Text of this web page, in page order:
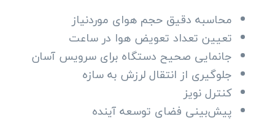
محاسبه دقیق حجم هوای موردنیاز
تعیین تعداد تعویض هوا در ساعت
جانمایی صحیح دستگاه برای سرویس آسان
جلوگیری از انتقال لرزش به سازه
کنترل نویز
پیش‌بینی فضای توسعه آینده